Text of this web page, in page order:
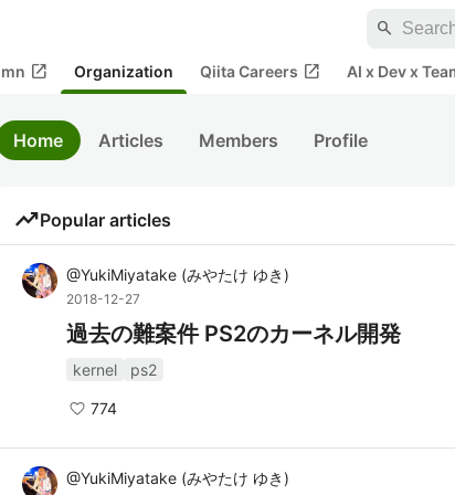
search
open_in_new Organization Qiita Careers open_in_new AI x Dev x
Home Articles Members Profile
trending_upPopular articles
@YukiMiyatake (みやたけ ゆき)
2018-12-27
過去の難案件 PS2のカーネル開発
kernel ps2
774
@YukiMiyatake (みやたけ ゆき)